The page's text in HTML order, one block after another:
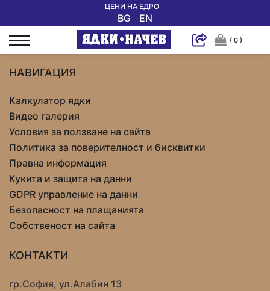
ЦЕНИ НА ЕДРО
BG EN
( 0 )
НАВИГАЦИЯ
Калкулатор ядки
Видео галерия
Условия за ползване на сайта
Политика за поверителност и бисквитки
Правна информация
Кукита и защита на данни
GDPR управление на данни
Безопасност на плащанията
Собственост на сайта
КОНТАКТИ
гр.София, ул.Алабин 13